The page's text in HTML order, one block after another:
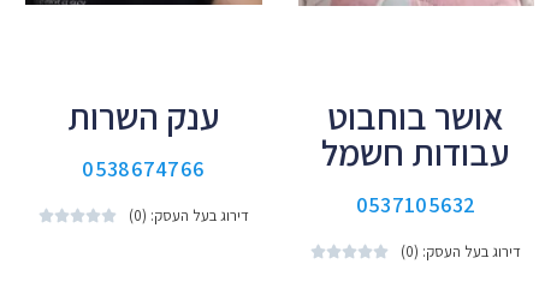
אושר בוחבוט
עבודות חשמל
0537105632
דירוג בעל העסק: (0) 




ענק השרות
0538674766
דירוג בעל העסק: (0) 



